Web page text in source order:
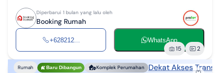
Diperbarui 1 bulan yang lalu oleh
Booking Rumah
+628212... WhatsApp
15 2
Rumah Baru Dibangun Komplek Perumahan Dekat Akses